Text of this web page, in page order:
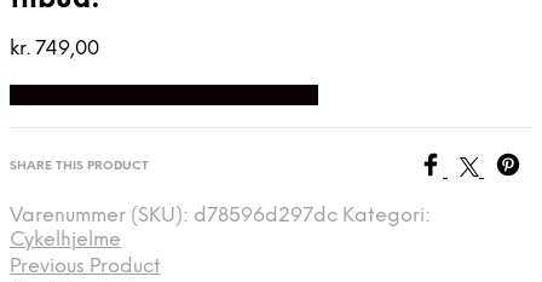
kr. 749,00
SHARE THIS PRODUCT
Varenummer (SKU): d78596d297dc Kategori:
Cykelhjelme
Previous Product